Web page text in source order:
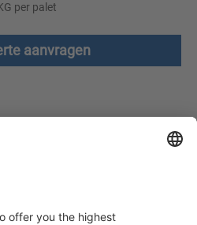
per palet
aanvragen